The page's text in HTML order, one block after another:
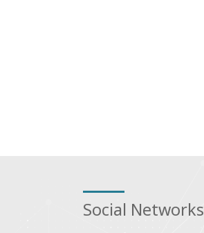
Social Networks